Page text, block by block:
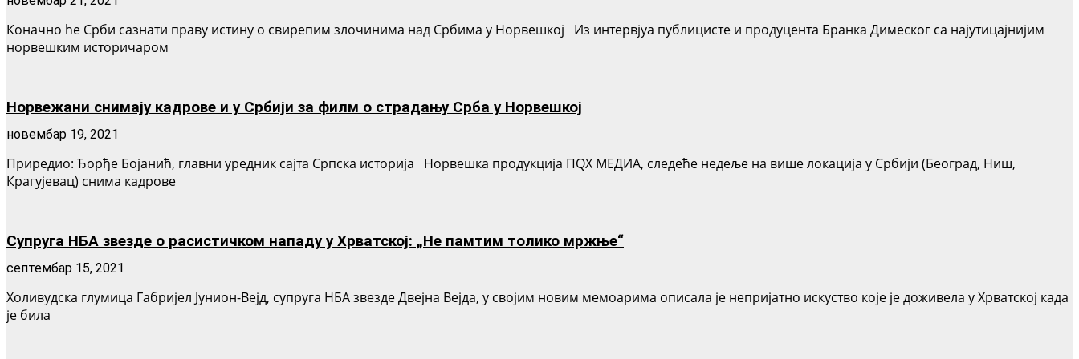
Коначно ће Срби сазнати праву истину о свирепим злочинима над Србима у Норвешкој Из интервјуа публицисте и продуцента Бранка Димеског са најутицајнијим
норвешким историчаром
Норвежани снимају кадрове и у Србији за филм о страдању Срба у Норвешкој
новембар 19, 2021
Приредио: Ђорђе Бојанић, главни уредник сајта Српска историја Норвешка продукција ПQX МЕДИА, следеће недеље на више локација у Србији (Београд, Ниш,
Крагујевац) снима кадрове
Супруга НБА звезде о расистичком нападу у Хрватској: „Не памтим толико мржње“
септембар 15, 2021
Холивудска глумица Габријел Јунион-Вејд, супруга НБА звезде Двејна Вејда, у својим новим мемоарима описала је непријатно искуство које је доживела у Хрватској када
је била